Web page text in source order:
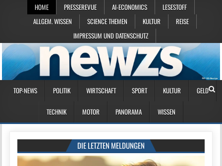
HOME PRESSEREVUE AI-ECONOMICS
LESESTOFF
ALLGEM. WISSEN
SCIENCE THEMEN KULTUR
REISE
IMPRESSUM UND DATENSCHUTZ
TOP-NEWS POLITIK WIRTSCHAFT SPORT KULTUR GELD
TECHNIK MOTOR PANORAMA WISSEN
DIE LETZTEN MELDUNGEN